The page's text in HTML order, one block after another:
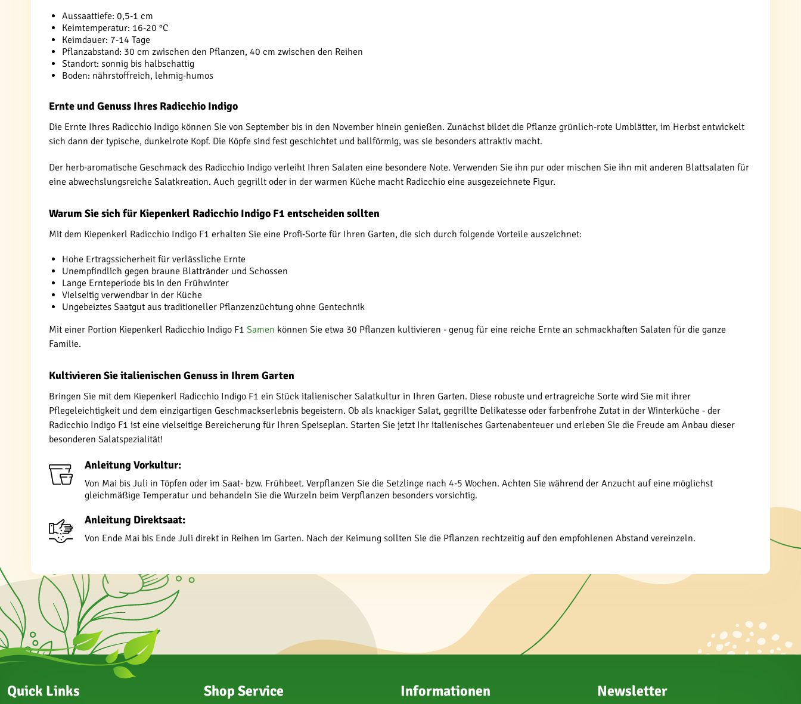
Aussaattiefe: 0,5-1 cm
Keimtemperatur: 16-20 °C
Keimdauer: 7-14 Tage
Pflanzabstand: 30 cm zwischen den Pflanzen, 40 cm zwischen den Reihen
Standort: sonnig bis halbschattig
Boden: nährstoffreich, lehmig-humos
Ernte und Genuss Ihres Radicchio Indigo
Die Ernte Ihres Radicchio Indigo können Sie von September bis in den November hinein genießen. Zunächst bildet die Pflanze grünlich-rote Umblätter, im Herbst entwickelt
sich dann der typische, dunkelrote Kopf. Die Köpfe sind fest geschichtet und ballförmig, was sie besonders attraktiv macht.
Der herb-aromatische Geschmack des Radicchio Indigo verleiht Ihren Salaten eine besondere Note. Verwenden Sie ihn pur oder mischen Sie ihn mit anderen Blattsalaten für
eine abwechslungsreiche Salatkreation. Auch gegrillt oder in der warmen Küche macht Radicchio eine ausgezeichnete Figur.
Warum Sie sich für Kiepenkerl Radicchio Indigo F1 entscheiden sollten
Mit dem Kiepenkerl Radicchio Indigo F1 erhalten Sie eine Profi-Sorte für Ihren Garten, die sich durch folgende Vorteile auszeichnet:
Hohe Ertragssicherheit für verlässliche Ernte
Unempfindlich gegen braune Blattränder und Schossen
Lange Ernteperiode bis in den Frühwinter
Vielseitig verwendbar in der Küche
Ungebeiztes Saatgut aus traditioneller Pflanzenzüchtung ohne Gentechnik
Mit einer Portion Kiepenkerl Radicchio Indigo F1 Samen können Sie etwa 30 Pflanzen kultivieren - genug für eine reiche Ernte an schmackhaften Salaten für die ganze
Familie.
Kultivieren Sie italienischen Genuss in Ihrem Garten
Bringen Sie mit dem Kiepenkerl Radicchio Indigo F1 ein Stück italienischer Salatkultur in Ihren Garten. Diese robuste und ertragreiche Sorte wird Sie mit ihrer
Pflegeleichtigkeit und dem einzigartigen Geschmackserlebnis begeistern. Ob als knackiger Salat, gegrillte Delikatesse oder farbenfrohe Zutat in der Winterküche - der
Radicchio Indigo F1 ist eine vielseitige Bereicherung für Ihren Speiseplan. Starten Sie jetzt Ihr italienisches Gartenabenteuer und erleben Sie die Freude am Anbau dieser
besonderen Salatspezialität!
Anleitung Vorkultur:
Von Mai bis Juli in Töpfen oder im Saat- bzw. Frühbeet. Verpflanzen Sie die Setzlinge nach 4-5 Wochen. Achten Sie während der Anzucht auf eine möglichst
gleichmäßige Temperatur und behandeln Sie die Wurzeln beim Verpflanzen besonders vorsichtig.
Anleitung Direktsaat:
Von Ende Mai bis Ende Juli direkt in Reihen im Garten. Nach der Keimung sollten Sie die Pflanzen rechtzeitig auf den empfohlenen Abstand vereinzeln.
Quick Links Shop Service Informationen Newsletter